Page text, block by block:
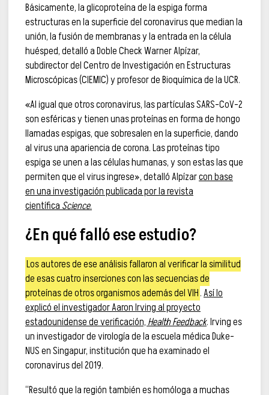
Básicamente, la glicoproteína de la espiga forma
estructuras en la superficie del coronavirus que median la
unión, la fusión de membranas y la entrada en la célula
huésped, detalló a Doble Check Warner Alpízar,
subdirector del Centro de Investigación en Estructuras
Microscópicas (CIEMIC) y profesor de Bioquímica de la UCR.
«Al igual que otros coronavirus, las partículas SARS-CoV-2
son esféricas y tienen unas proteínas en forma de hongo
llamadas espigas, que sobresalen en la superficie, dando
al virus una apariencia de corona. Las proteínas tipo
espiga se unen a las células humanas, y son estas las que
permiten que el virus ingrese», detalló Alpízarcon base
en una investigación publicada por la revista
científicaScience.
¿En qué falló ese estudio?
Los autores de ese análisis fallaron al verificar la similitud
de esas cuatro inserciones con las secuencias de
proteínas de otros organismos además del VIH.Así lo
explicó el investigador Aaron Irving al proyecto
estadounidense de verificación, Health Feedback. Irving es
un investigador de virología de la escuela médica Duke-
NUS en Singapur, institución que ha examinado el
coronavirus del 2019.
“Resultó que la región también es homóloga a muchas